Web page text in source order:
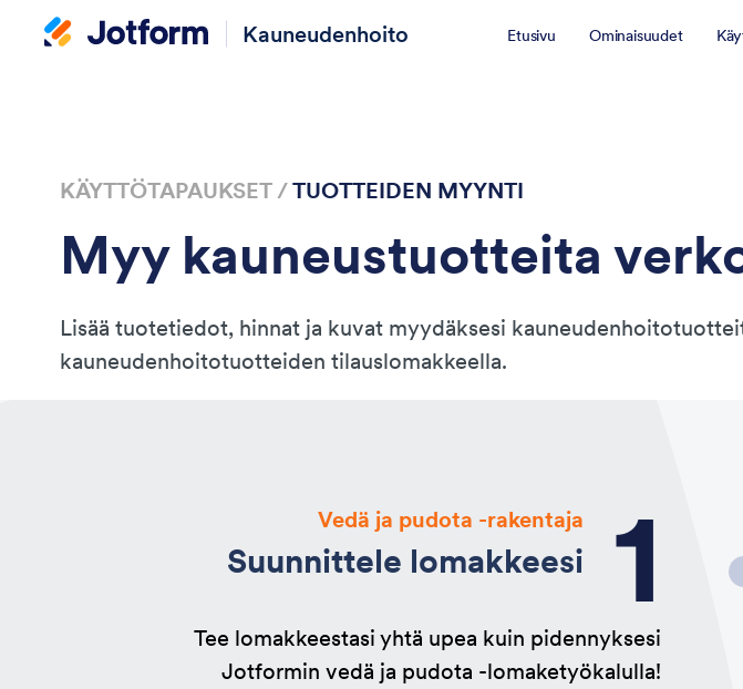
Kauneudenhoito Etusivu Ominaisuudet
KÄYTTÖTAPAUKSET /TUOTTEIDEN MYYNTI
Myy kauneustuotteita
Lisää tuotetiedot, hinnat ja kuvat myydäksesi
kauneudenhoitotuotteiden tilauslomakkeella.
Vedä ja pudota -rakentaja
Suunnittele lomakkeesi
Tee lomakkeestasi yhtä upea kuin pidennyksesi
Jotformin vedä ja pudota -lomaketyökalulla!